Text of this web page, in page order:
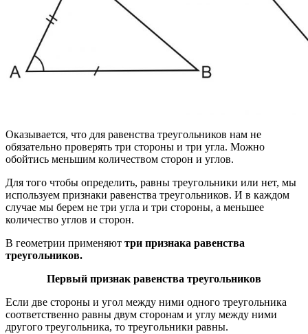
Оказывается, что для равенства треугольников нам не
обязательно проверять три стороны и три угла. Можно
обойтись меньшим количеством сторон и углов.
Для того чтобы определить, равны треугольники или нет, мы
используем признаки равенства треугольников. И в каждом
случае мы берем не три угла и три стороны, а меньшее
количество углов и сторон.
В геометрии применяют три признака равенства
треугольников.
Первый признак равенства треугольников
Если две стороны и угол между ними одного треугольника
соответственно равны двум сторонам и углу между ними
другого треугольника, то треугольники равны.